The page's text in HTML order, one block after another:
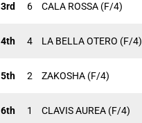
3rd 6 CALA ROSSA (F/4)
4th 4 LA BELLA OTERO (F/4)
5th 2 ZAKOSHA (F/4)
6th 1 CLAVIS AUREA (F/4)